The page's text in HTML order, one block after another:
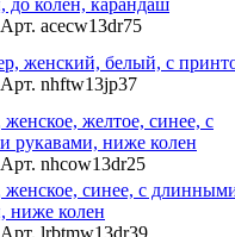
Арт. acecw13dr75
Арт. nhftw13jp37
Арт. nhcow13dr25
Арт. lrbtmw13dr39